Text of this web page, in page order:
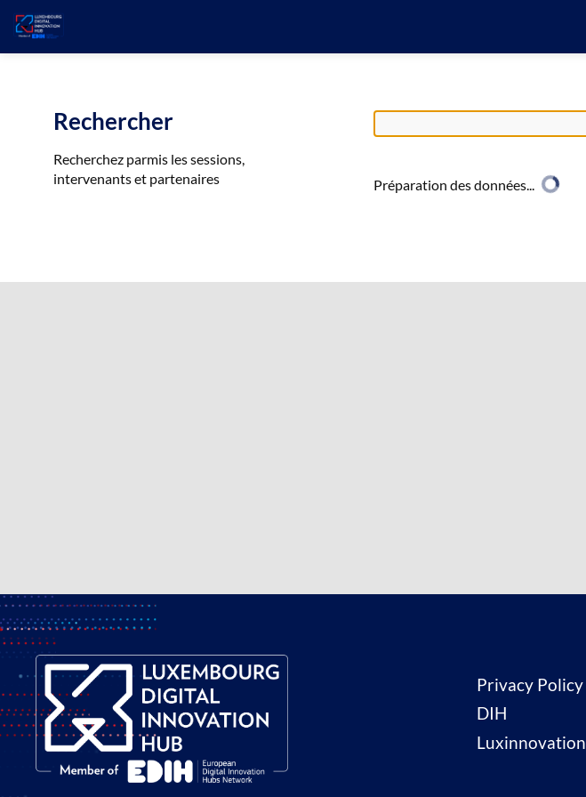
Rechercher
Recherchez parmis les sessions,
intervenants et partenaires
Préparation des données...
Privacy Policy
DIH
Luxinnovation